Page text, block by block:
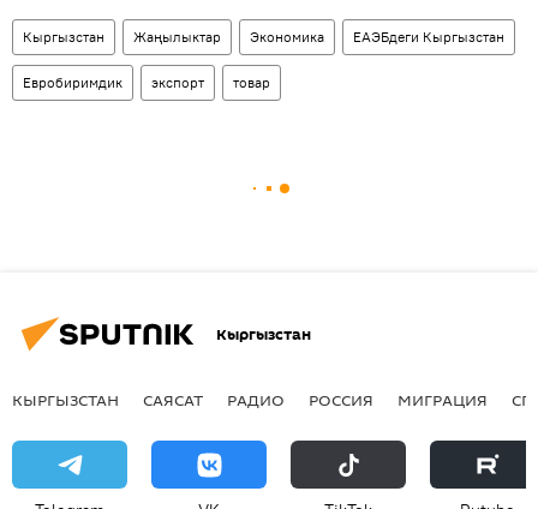
Кыргызстан Жаңылыктар Экономика ЕАЭБдеги Кыргызстан
Евробиримдик экспорт товар
Кыргызстан
КЫРГЫЗСТАН САЯСАТ РАДИО РОССИЯ МИГРАЦИЯ